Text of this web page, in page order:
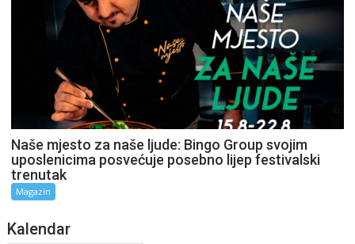
Naše mjesto za naše ljude: Bingo Group svojim
uposlenicima posvećuje posebno lijep festivalski
trenutak
Magazin
Kalendar